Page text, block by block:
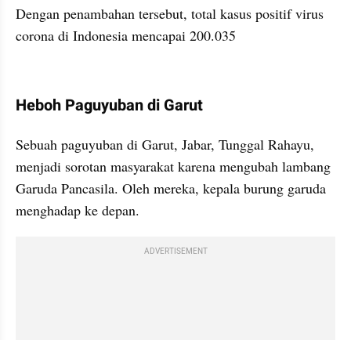
Dengan penambahan tersebut, total kasus positif virus
corona di Indonesia mencapai 200.035
Heboh Paguyuban di Garut
Sebuah paguyuban di Garut, Jabar, Tunggal Rahayu,
menjadi sorotan masyarakat karena mengubah lambang
Garuda Pancasila. Oleh mereka, kepala burung garuda
menghadap ke depan.
ADVERTISEMENT